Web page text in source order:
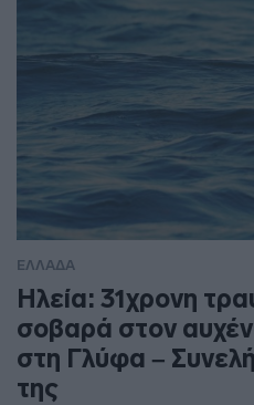
ΕΛΛΑΔΑ
Ηλεία: 31χρονη
σοβαρά στον
στη Γλύφα –
της